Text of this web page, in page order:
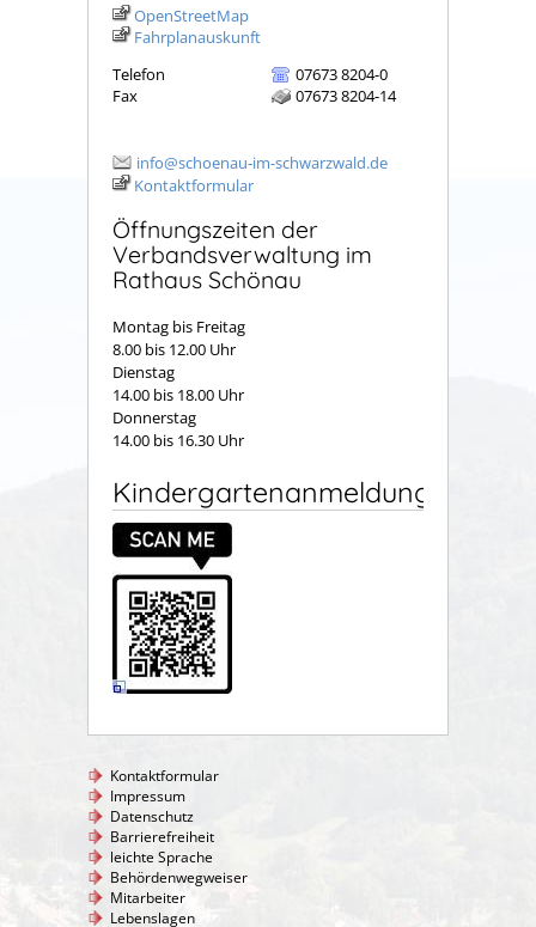
OpenStreetMap
Fahrplanauskunft
Telefon
07673 8204-0
Fax
07673 8204-14
info@schoenau-im-schwarzwald.de
Kontaktformular
Öffnungszeiten der
Verbandsverwaltung im
Rathaus Schönau
Montag bis Freitag
8.00 bis 12.00 Uhr
Dienstag
14.00 bis 18.00 Uhr
Donnerstag
14.00 bis 16.30 Uhr
Kindergartenanmeldung
Kontaktformular
Impressum
Datenschutz
Barrierefreiheit
leichte Sprache
Behördenwegweiser
Mitarbeiter
Lebenslagen